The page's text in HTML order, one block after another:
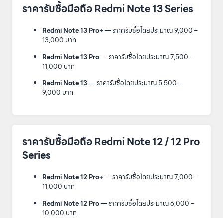
ราคารับซื้อมือถือ Redmi Note 13 Series
Redmi Note 13 Pro+— ราคารับซื้อโดยประมาณ 9,000 –
13,000 บาท
Redmi Note 13 Pro— ราคารับซื้อโดยประมาณ 7,500 –
11,000 บาท
Redmi Note 13— ราคารับซื้อโดยประมาณ 5,500 –
9,000 บาท
ราคารับซื้อมือถือ Redmi Note 12 / 12 Pro
Series
Redmi Note 12 Pro+— ราคารับซื้อโดยประมาณ 7,000 –
11,000 บาท
Redmi Note 12 Pro— ราคารับซื้อโดยประมาณ 6,000 –
10,000 บาท